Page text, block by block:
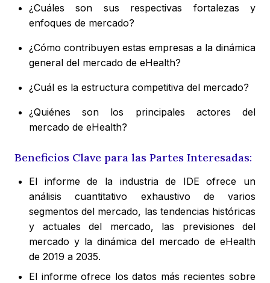
¿Cuáles son sus respectivas fortalezas y
enfoques de mercado?
¿Cómo contribuyen estas empresas a la dinámica
general del mercado de eHealth?
¿Cuál es la estructura competitiva del mercado?
¿Quiénes son los principales actores del
mercado de eHealth?
Beneficios Clave para las Partes Interesadas:
El informe de la industria de IDE ofrece un
análisis cuantitativo exhaustivo de varios
segmentos del mercado, las tendencias históricas
y actuales del mercado, las previsiones del
mercado y la dinámica del mercado de eHealth
de 2019 a 2035.
El informe ofrece los datos más recientes sobre